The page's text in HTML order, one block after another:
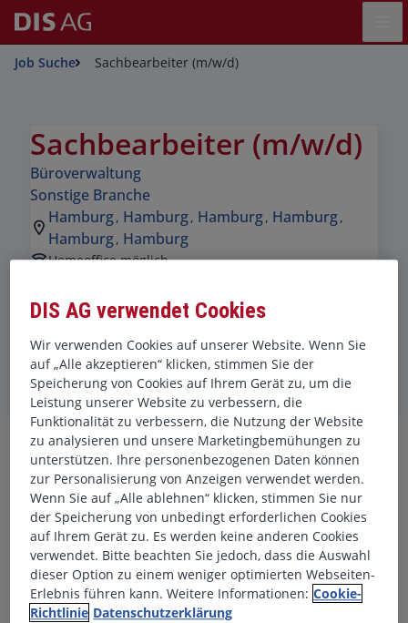
Job Suche
Sachbearbeiter (m/w/d)
Sachbearbeiter (m/w/d)
Jobdetails
Kategorie:
Büroverwaltung
Industry:
Sonstige Branche
Standorte:
Hamburg, Standorte:
Hamburg, Standorte:
Hamburg, Standorte:
Hamburg,
Standorte:
Hamburg, Region:
Hamburg
Remote Option:
Homeoffice möglich
Vertragsart:
Personalvermittlung
Job speichern
Teile diesen Job
Auf LinkedIn teilen
Auf X teilen
Auf Facebook teilen
Auf WhatsApp teilen
Link kopieren
JOBBESCHREIBUNG
Für Job bewerben
Anrede
Vorname
DIS AG verwendet Cookies
Wir verwenden Cookies auf unserer Website. Wenn Sie
auf „Alle akzeptieren“ klicken, stimmen Sie der
Speicherung von Cookies auf Ihrem Gerät zu, um die
Leistung unserer Website zu verbessern, die
Funktionalität zu verbessern, die Nutzung der Website
zu analysieren und unsere Marketingbemühungen zu
unterstützen. Ihre personenbezogenen Daten können
zur Personalisierung von Anzeigen verwendet werden.
Wenn Sie auf „Alle ablehnen“ klicken, stimmen Sie nur
der Speicherung von unbedingt erforderlichen Cookies
auf Ihrem Gerät zu. Es werden keine anderen Cookies
verwendet. Bitte beachten Sie jedoch, dass die Auswahl
dieser Option zu einem weniger optimierten Webseiten-
Erlebnis führen kann. Weitere Informationen: Cookie-
Richtlinie Datenschutzerklärung